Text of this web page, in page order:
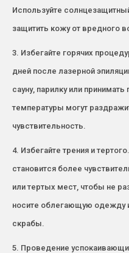
Используйте
защитить кожу от вредного
3. Избегайте горячих
дней после лазерной
сауну, парилку или
температуры могут
чувствительность.
4. Избегайте трения и
становится более
или тертых мест, чтобы не
носите облегающую одежду
скрабы.
5. Проведение